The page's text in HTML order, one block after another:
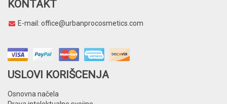
KONTAKT
E-mail: office@urbanprocosmetics.com
USLOVI KORIŠCENJA
Osnovna načela